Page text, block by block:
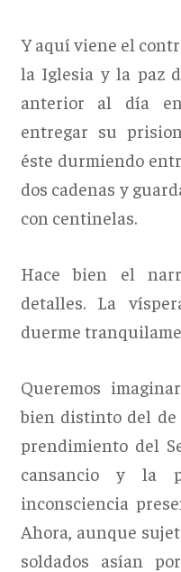
Y aquí viene el
la Iglesia y la paz
anterior al día
entregar su
éste durmiendo
dos cadenas y
con centinelas.
Hace bien el
detalles. La
duerme
Queremos
bien distinto del de
prendimiento del
cansancio y la
inconsciencia
Ahora, aunque
soldados asían